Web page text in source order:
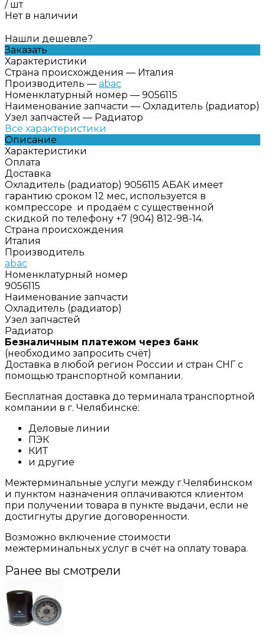
/ шт
Нет в наличии
Нашли дешевле?
Заказать
Характеристики
Страна происхождения — Италия
Производитель — abac
Номенклатурный номер — 9056115
Наименование запчасти — Охладитель (радиатор)
Узел запчастей — Радиатор
Все характеристики
Описание
Характеристики
Оплата
Доставка
Охладитель (радиатор) 9056115 АБАК имеет
гарантию сроком 12 мес, используется в
компрессоре и продаём с существенной
скидкой по телефону +7 (904) 812-98-14.
Страна происхождения
Италия
Производитель
abac
Номенклатурный номер
9056115
Наименование запчасти
Охладитель (радиатор)
Узел запчастей
Радиатор
Безналичным платежом через банк
(необходимо запросить счёт)
Доставка в любой регион России и стран СНГ с
помощью транспортной компании.
Бесплатная доставка до терминала транспортной
компании в г. Челябинске:
Деловые линии
ПЭК
КИТ
и другие
Межтерминальные услуги между г.Челябинском
и пунктом назначения оплачиваются клиентом
при получении товара в пункте выдачи, если не
достигнуты другие договоренности.
Возможно включение стоимости
межтерминальных услуг в счёт на оплату товара.
Ранее вы смотрели